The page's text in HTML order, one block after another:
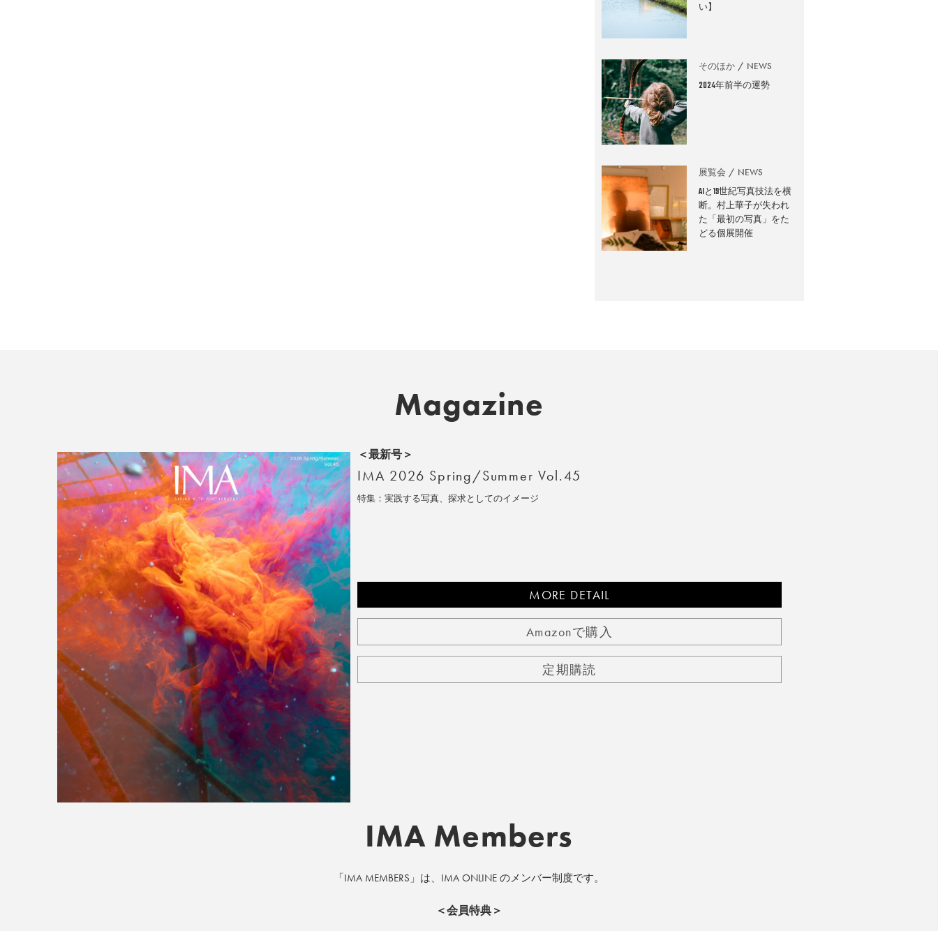
い】
そのほか NEWS
2024年前半の運勢
展覧会 NEWS
AIと19世紀写真技法を横
断。村上華子が失われ
た「最初の写真」をた
どる個展開催
Magazine
>>全国の取り扱い店舗
＜最新号＞
IMA 2026 Spring/Summer Vol.45
特集：実践する写真、探求としてのイメージ
MORE DETAIL
Amazonで購入
定期購読
IMA Members
「IMA MEMBERS」は、IMA ONLINE のメンバー制度です。
＜会員特典＞